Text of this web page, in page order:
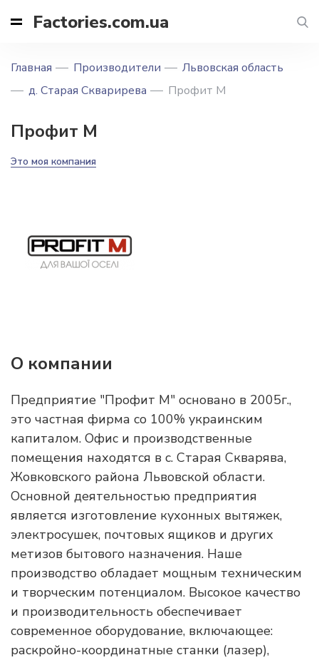
Factories.com.ua
Главная Производители
Львовская область
д. Старая Скварирева
Профит М
Профит М
Это моя компания
О компании
Предприятие "Профит М" основано в 2005г.,
это частная фирма со 100% украинским
капиталом. Офис и производственные
помещения находятся в с. Старая Скварява,
Жовковского района Львовской области.
Основной деятельностью предприятия
является изготовление кухонных вытяжек,
электросушек, почтовых ящиков и других
метизов бытового назначения. Наше
производство обладает мощным техническим
и творческим потенциалом. Высокое качество
и производительность обеспечивает
современное оборудование, включающее:
раскройно-координатные станки (лазер),